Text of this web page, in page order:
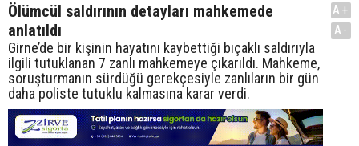
Ölümcül saldırının detayları mahkemede
anlatıldı
Girne’de bir kişinin hayatını kaybettiği bıçaklı saldırıyla
ilgili tutuklanan 7 zanlı mahkemeye çıkarıldı. Mahkeme,
soruşturmanın sürdüğü gerekçesiyle zanlıların bir gün
daha poliste tutuklu kalmasına karar verdi.
A+
A-